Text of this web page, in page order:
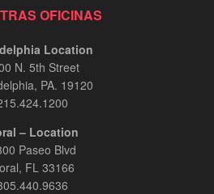
OFICINAS
Location
N. 5th Street
PA. 19120
– Location
Paseo Blvd
FL 33166